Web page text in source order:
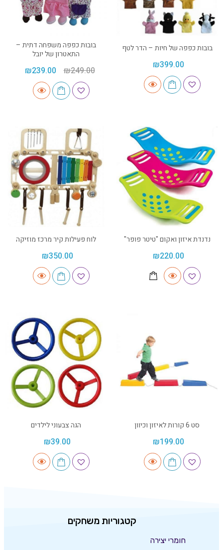
בובות כפפה של חיות – הדר לטף
₪399.00
בובות כפפה משפחה דתית –
התאטרון של יובל
₪249.00
₪239.00
נדנדת איזון ואקום "טיטר פופר"
₪220.00
לוח פעילות קיר מרכז מוזיקה
₪350.00
סט 6 קורות לאיזון וכיוון
₪199.00
הגה צבעוני לילדים
₪39.00
קטגוריות משחקים
חומרי יצירה